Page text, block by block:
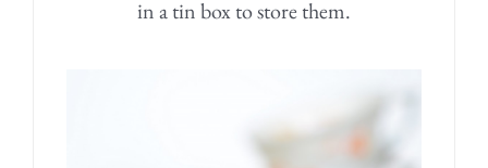
in a tin box to store them.